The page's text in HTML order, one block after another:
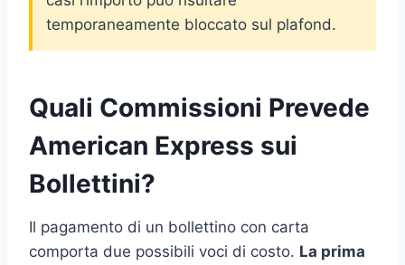
temporaneamente bloccato sul plafond.
Quali Commissioni Prevede
American Express sui
Bollettini?
Il pagamento di un bollettino con carta
comporta due possibili voci di costo. La prima